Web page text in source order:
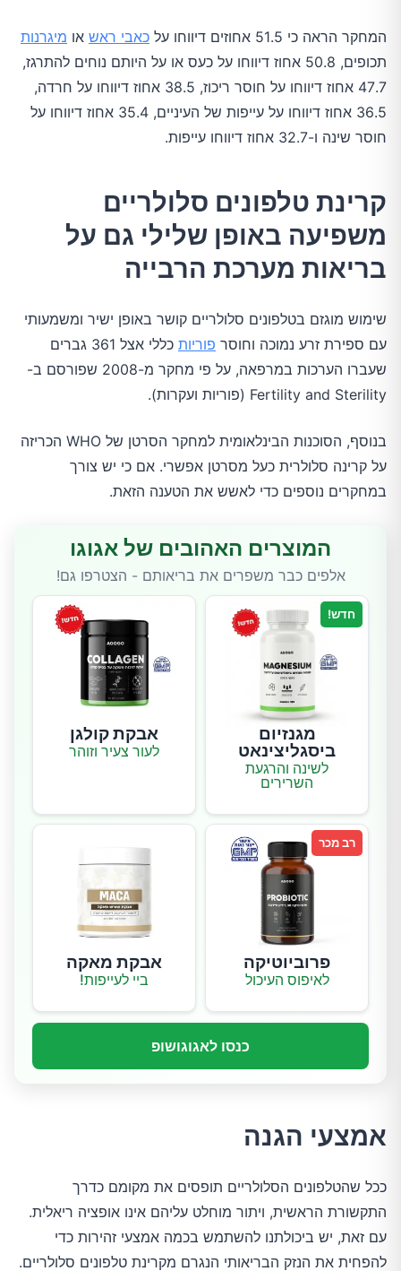
המחקר הראה כי 51.5 אחוזים דיווחו על כאבי ראש או מיגרנות
תכופים, 50.8 אחוז דיווחו על כעס או על היותם נוחים להתרגז,
47.7 אחוז דיווחו על חוסר ריכוז, 38.5 אחוז דיווחו על חרדה,
36.5 אחוז דיווחו על עייפות של העיניים, 35.4 אחוז דיווחו על
חוסר שינה ו-32.7 אחוז דיווחו עייפות.
קרינת טלפונים סלולריים
משפיעה באופן שלילי גם על
בריאות מערכת הרבייה
שימוש מוגזם בטלפונים סלולריים קושר באופן ישיר ומשמעותי
עם ספירת זרע נמוכה וחוסר פוריות
כללי אצל 361 גברים
שעברו הערכות במרפאה, על פי מחקר מ-2008 שפורסם ב-
Fertility and Sterility (פוריות ועקרות).
בנוסף, הסוכנות הבינלאומית למחקר הסרטן של WHO הכריזה
על קרינה סלולרית כעל מסרטן אפשרי. אם כי יש צורך
במחקרים נוספים כדי לאשש את הטענה הזאת.
המוצרים האהובים של אגוגו
אלפים כבר משפרים את בריאותם - הצטרפו גם!
חדש!
מגנזיום
ביסגליצינאט
לשינה והרגעת
השרירים
אבקת קולגן
לעור צעיר וזוהר
רב מכר
פרוביוטיקה
לאיפוס העיכול
אבקת מאקה
ביי לעייפות!
כנסו לאגוגושופ
אמצעי הגנה
ככל שהטלפונים הסלולריים תופסים את מקומם כדרך
התקשורת הראשית, ויתור מוחלט עליהם אינו אופציה ריאלית.
עם זאת, יש ביכולתנו להשתמש בכמה אמצעי זהירות כדי
להפחית את הנזק הבריאותי הנגרם מקרינת טלפונים סלולריים.